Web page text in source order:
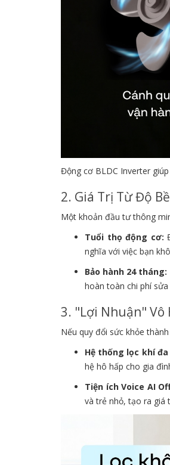
Động cơ BLDC Inverter
2. Giá Trị Từ Độ
Một khoản đầu tư thông
Tuổi thọ động cơ:
nghĩa với việc bạn
Bảo hành 24 tháng:
hoàn toàn chi phí
3. "Lợi Nhuận" Vô
Nếu quy đổi sức khỏe
Hệ thống lọc khí
hệ hô hấp cho gia
Tiện ích Voice AI
và trẻ nhỏ, tạo ra giá